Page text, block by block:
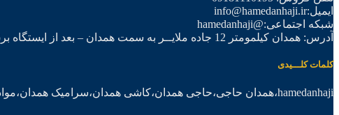
ایمیل:info@hamedanhaji.ir
شبکه اجتماعی:@hamedanhaji
آدرس: همدان کیلمومتر 12 جاده ملایــر به سمت همدان – بعد از ایستگاه برق فرعی اول – شرکت تولیدی همدان حاجی
کلمات کلـــیدی
hamedanhaji،همدان حاجی،حاجی همدان،کاشی همدان،سرامیک همدان،موادکاشی سرامیک